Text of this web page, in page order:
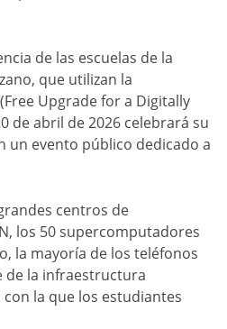
de las escuelas de la
que utilizan la
Upgrade for a Digitally
de abril de 2026 celebrará su
un evento público dedicado a
centros de
los 50 supercomputadores
la mayoría de los teléfonos
de la infraestructura
la que los estudiantes